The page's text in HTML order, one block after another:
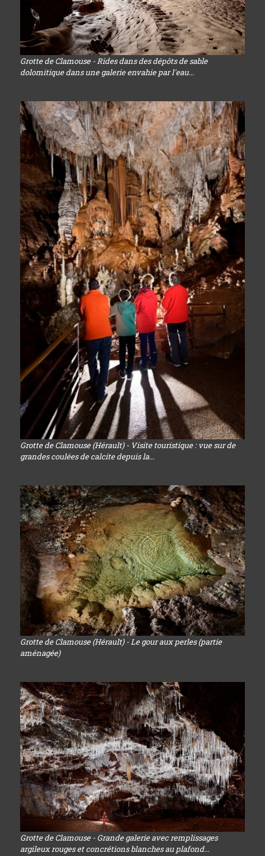
Grotte de Clamouse - Rides dans des dépôts de sable
dolomitique dans une galerie envahie par l'eau...
Grotte de Clamouse (Hérault) - Visite touristique : vue sur de
grandes coulées de calcite depuis la...
Grotte de Clamouse (Hérault) - Le gour aux perles (partie
aménagée)
Grotte de Clamouse - Grande galerie avec remplissages
argileux rouges et concrétions blanches au plafond...